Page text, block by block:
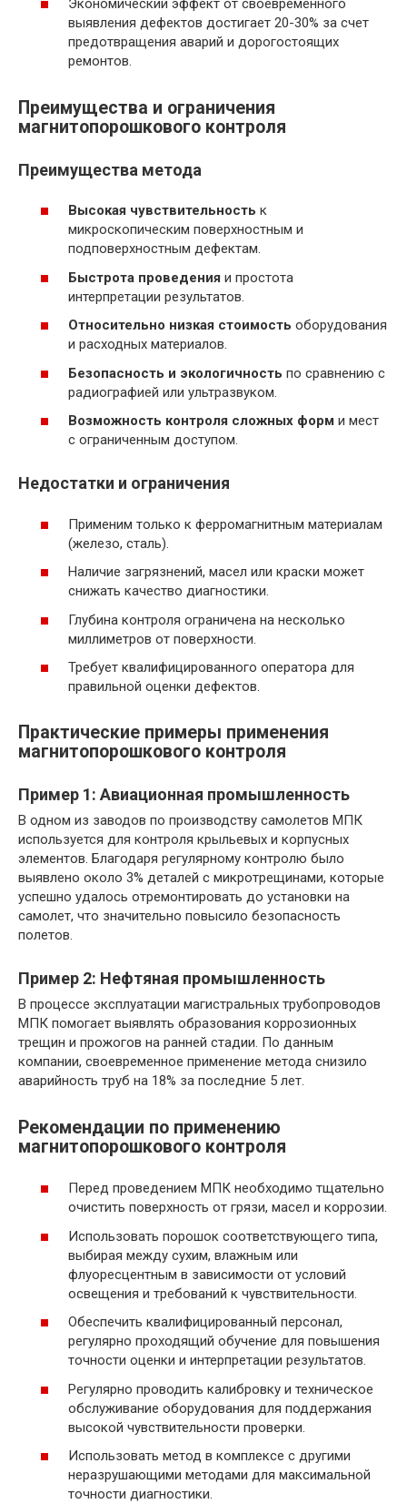
Экономический эффект от своевременного
выявления дефектов достигает 20-30% за счет
предотвращения аварий и дорогостоящих
ремонтов.
Преимущества и ограничения
магнитопорошкового контроля
Преимущества метода
Высокая чувствительность к
микроскопическим поверхностным и
подповерхностным дефектам.
Быстрота проведения и простота
интерпретации результатов.
Относительно низкая стоимость оборудования
и расходных материалов.
Безопасность и экологичность по сравнению с
радиографией или ультразвуком.
Возможность контроля сложных форм и мест
с ограниченным доступом.
Недостатки и ограничения
Применим только к ферромагнитным материалам
(железо, сталь).
Наличие загрязнений, масел или краски может
снижать качество диагностики.
Глубина контроля ограничена на несколько
миллиметров от поверхности.
Требует квалифицированного оператора для
правильной оценки дефектов.
Практические примеры применения
магнитопорошкового контроля
Пример 1: Авиационная промышленность
В одном из заводов по производству самолетов МПК
используется для контроля крыльевых и корпусных
элементов. Благодаря регулярному контролю было
выявлено около 3% деталей с микротрещинами, которые
успешно удалось отремонтировать до установки на
самолет, что значительно повысило безопасность
полетов.
Пример 2: Нефтяная промышленность
В процессе эксплуатации магистральных трубопроводов
МПК помогает выявлять образования коррозионных
трещин и прожогов на ранней стадии. По данным
компании, своевременное применение метода снизило
аварийность труб на 18% за последние 5 лет.
Рекомендации по применению
магнитопорошкового контроля
Перед проведением МПК необходимо тщательно
очистить поверхность от грязи, масел и коррозии.
Использовать порошок соответствующего типа,
выбирая между сухим, влажным или
флуоресцентным в зависимости от условий
освещения и требований к чувствительности.
Обеспечить квалифицированный персонал,
регулярно проходящий обучение для повышения
точности оценки и интерпретации результатов.
Регулярно проводить калибровку и техническое
обслуживание оборудования для поддержания
высокой чувствительности проверки.
Использовать метод в комплексе с другими
неразрушающими методами для максимальной
точности диагностики.